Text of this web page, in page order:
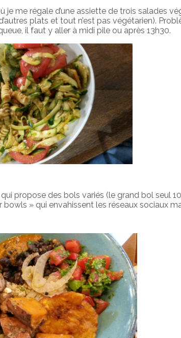
je me régale d’une assiette de trois salades
plats et tout n’est pas végétarien).
il faut y aller à midi pile ou après 13h30.
, qui propose des bols variés (le grand bol seul
» qui envahissent les réseaux sociaux